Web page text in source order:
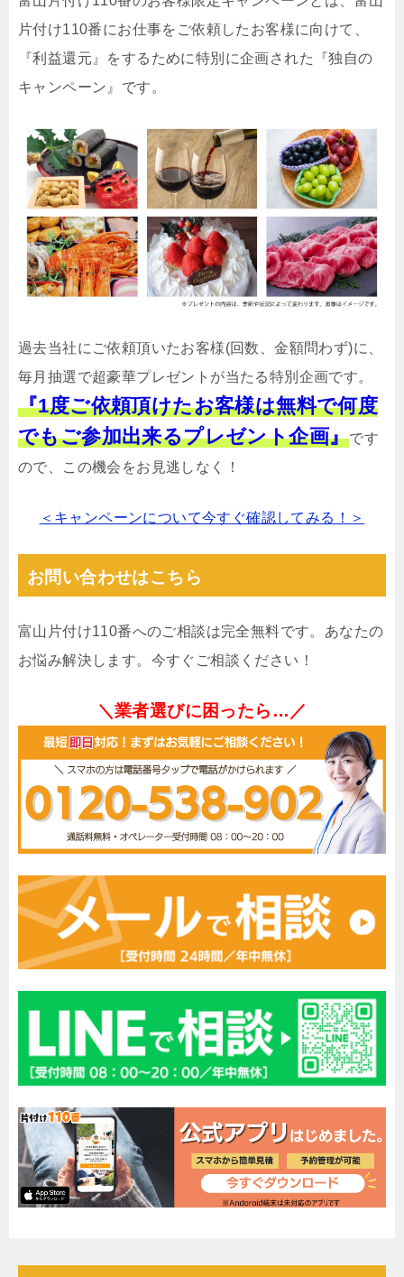
片付け110番にお仕事をご依頼したお客様に向けて、
『利益還元』をするために特別に企画された『独自の
キャンペーン』です。
過去当社にご依頼頂いたお客様(回数、金額問わず)に、
毎月抽選で超豪華プレゼントが当たる特別企画です。
『1度ご依頼頂けたお客様は無料で何度
でもご参加出来るプレゼント企画』です
ので、この機会をお見逃しなく！
＜キャンペーンについて今すぐ確認してみる！＞
お問い合わせはこちら
富山片付け110番へのご相談は完全無料です。あなたの
お悩み解決します。今すぐご相談ください！
＼業者選びに困ったら…／